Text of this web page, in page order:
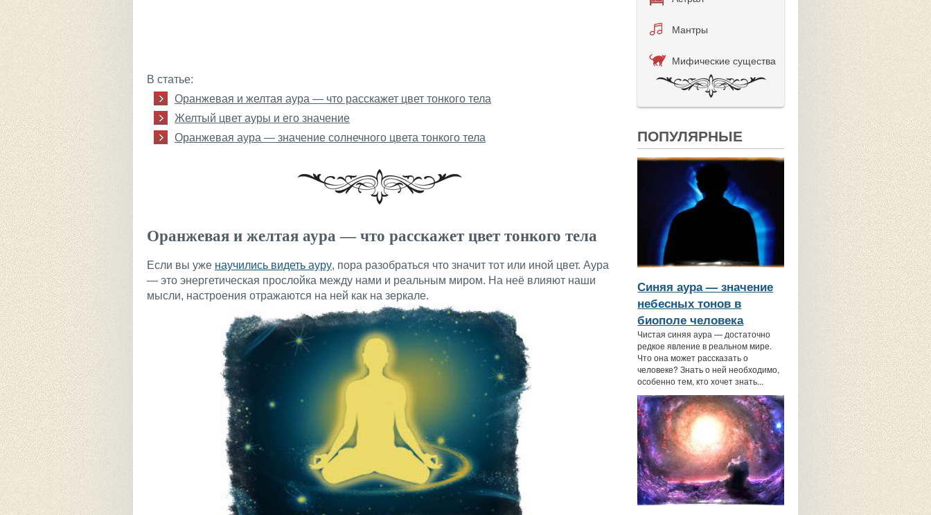
В статье:
Оранжевая и желтая аура — что расскажет цвет тонкого тела
Желтый цвет ауры и его значение
Оранжевая аура — значение солнечного цвета тонкого тела
Оранжевая и желтая аура — что расскажет цвет тонкого тела
Если вы уже научились видеть ауру, пора разобраться что значит тот или иной цвет. Аура
— это энергетическая прослойка между нами и реальным миром. На неё влияют наши
мысли, настроения отражаются на ней как на зеркале.
Мантры
Мифические существа
ПОПУЛЯРНЫЕ
Синяя аура — значение
небесных тонов в
биополе человека
Чистая синяя аура — достаточно
редкое явление в реальном мире.
Что она может рассказать о
человеке? Знать о ней необходимо,
особенно тем, кто хочет знать...